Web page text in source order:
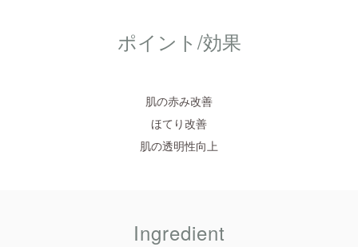
ポイント/効果
肌の赤み改善
ほてり改善
肌の透明性向上
Ingredient